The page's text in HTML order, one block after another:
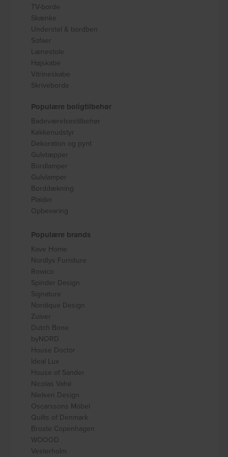
TV-borde
Skænke
Understel & bordben
Sofaer
Lænestole
Højskabe
Vitrineskabe
Skriveborde
Populære boligtilbehør
Badeværelsestilbehør
Køkkenudstyr
Dekoration og pynt
Gulvtæpper
Bordlamper
Gulvlamper
Borddækning
Plaider
Opbevaring
Populære brands
Kave Home
Nordlys Furniture
Rowico
Spinder Design
Signature
Nordique Design
Zuiver
Dutch Bone
byNORD
House Doctor
Ideal Lux
House of Sander
Nicolas Vahé
Nielsen Design
Oscarssons Móbel
Quilts of Denmark
Broste Copenhagen
WOOOD
Vesterholm